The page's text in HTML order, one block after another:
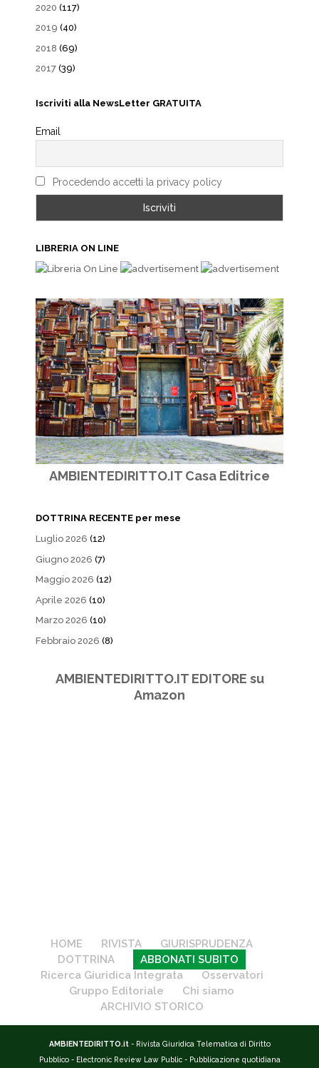
2020 (117)
2019 (40)
2018 (69)
2017 (39)
Iscriviti alla NewsLetter GRATUITA
Email
Procedendo accetti la privacy policy
LIBRERIA ON LINE
AMBIENTEDIRITTO.IT Casa Editrice
DOTTRINA RECENTE per mese
Luglio 2026 (12)
Giugno 2026 (7)
Maggio 2026 (12)
Aprile 2026 (10)
Marzo 2026 (10)
Febbraio 2026 (8)
AMBIENTEDIRITTO.IT EDITORE su
Amazon
HOME RIVISTA
GIURISPRUDENZA
DOTTRINA
ABBONATI SUBITO
Ricerca Giuridica Integrata
Osservatori
Gruppo Editoriale
Chi siamo
ARCHIVIO STORICO
AMBIENTEDIRITTO.it - Rivista Giuridica Telematica di Diritto
Pubblico - Electronic Review Law Public - Pubblicazione quotidiana